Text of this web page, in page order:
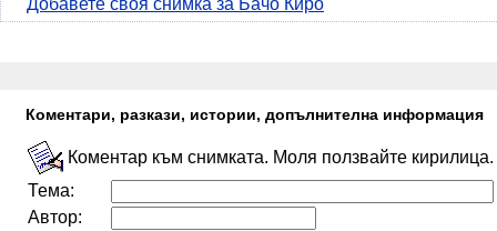
Добавете своя снимка за Бачо Киро
Коментари, разкази, истории, допълнителна информация
Коментар към снимката. Моля ползвайте кирилица.
Тема:
Автор: